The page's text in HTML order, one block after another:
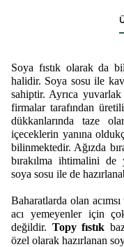
Soya fıstık olarak da
halidir. Soya sosu ile
sahiptir. Ayrıca
firmalar tarafından
dükkanlarında taze
içeceklerin yanına
bilinmektedir. Ağızda
bırakılma ihtimalini de
soya sosu ile de
Baharatlarda olan
acı yemeyenler için
değildir. Topy fıstık
özel olarak hazırlanan